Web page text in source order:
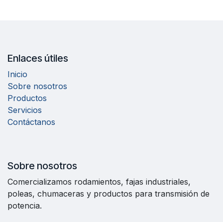
Enlaces útiles
Inicio
Sobre nosotros
Productos
Servicios
Contáctanos
Sobre nosotros
Comercializamos rodamientos, fajas industriales,
poleas, chumaceras y productos para transmisión de
potencia.